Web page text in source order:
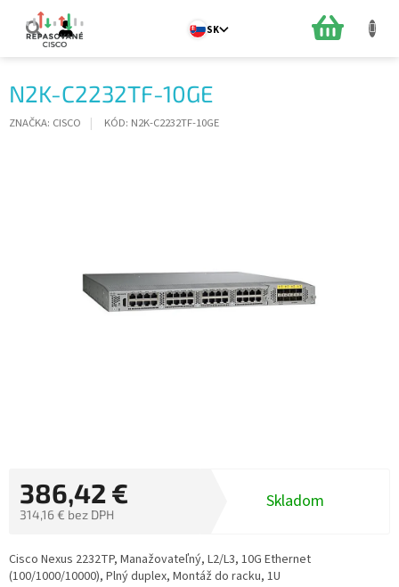
obsah
SK
N2K-C2232TF-10GE
ZNAČKA: CISCO KÓD: N2K-C2232TF-10GE
386,42 €
314,16 € bez DPH
cena:
Skladom
Cisco Nexus 2232TP, Manažovateľný, L2/L3, 10G Ethernet
(100/1000/10000), Plný duplex, Montáž do racku, 1U